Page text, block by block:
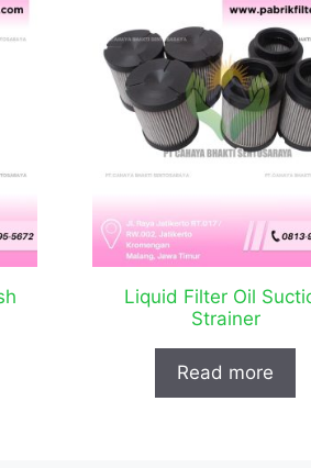
Liquid Filter Oil
Strainer
Read more